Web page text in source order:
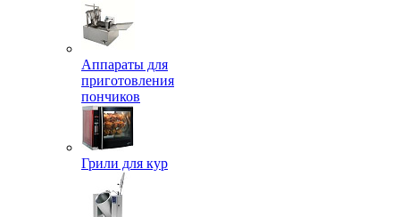
Аппараты для
приготовления
пончиков
Грили для кур